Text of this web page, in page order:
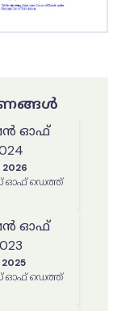
ഓഫ്
2026
ഓഫ് ഡെത്ത്
ഓഫ്
2025
ഓഫ് ഡെത്ത്